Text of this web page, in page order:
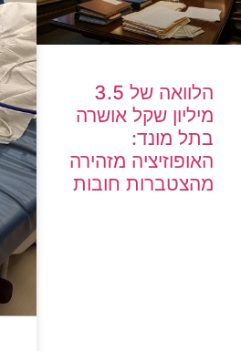
הלוואה של 3.5
מיליון שקל אושרה
בתל מונד:
האופוזיציה מזהירה
מהצטברות חובות